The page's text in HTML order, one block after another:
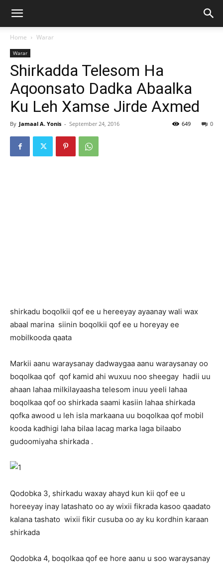
Home Warar
Warar
Shirkadda Telesom Ha
Aqoonsato Dadka Abaalka
Ku Leh Xamse Jirde Axmed
By Jamaal A. Yonis - September 24, 2016 0
649
shirkadu boqolkii qof ee u hereeyay ayaanay wali wax
abaal marina siinin boqolkii qof ee u horeyay ee
mobilkooda qaata
Markii aanu waraysanay dadwaygaa aanu waraysanay oo
boqolkaa qof qof kamid ahi wuxuu noo sheegay hadii uu
ahaan lahaa milkilayaasha telesom inuu yeeli lahaa
boqolkaa qof oo shirkada saami kasiin lahaa shirkada
qofka awood u leh isla markaana uu boqolkaa qof mobil
kooda kadhigi laha bilaa lacag marka laga bilaabo
gudoomiyaha shirkada .
Qodobka 3, shirkadu waxay ahayd kun kii qof ee u
horeeyay inay latashato oo ay wixii fikrada kasoo qaadato
kalana tashato wixii fikir cusuba oo ay ku kordhin karaan
shirkada
Qodobka 4, boqolkaa qof ee hore aanu u soo waraysanay